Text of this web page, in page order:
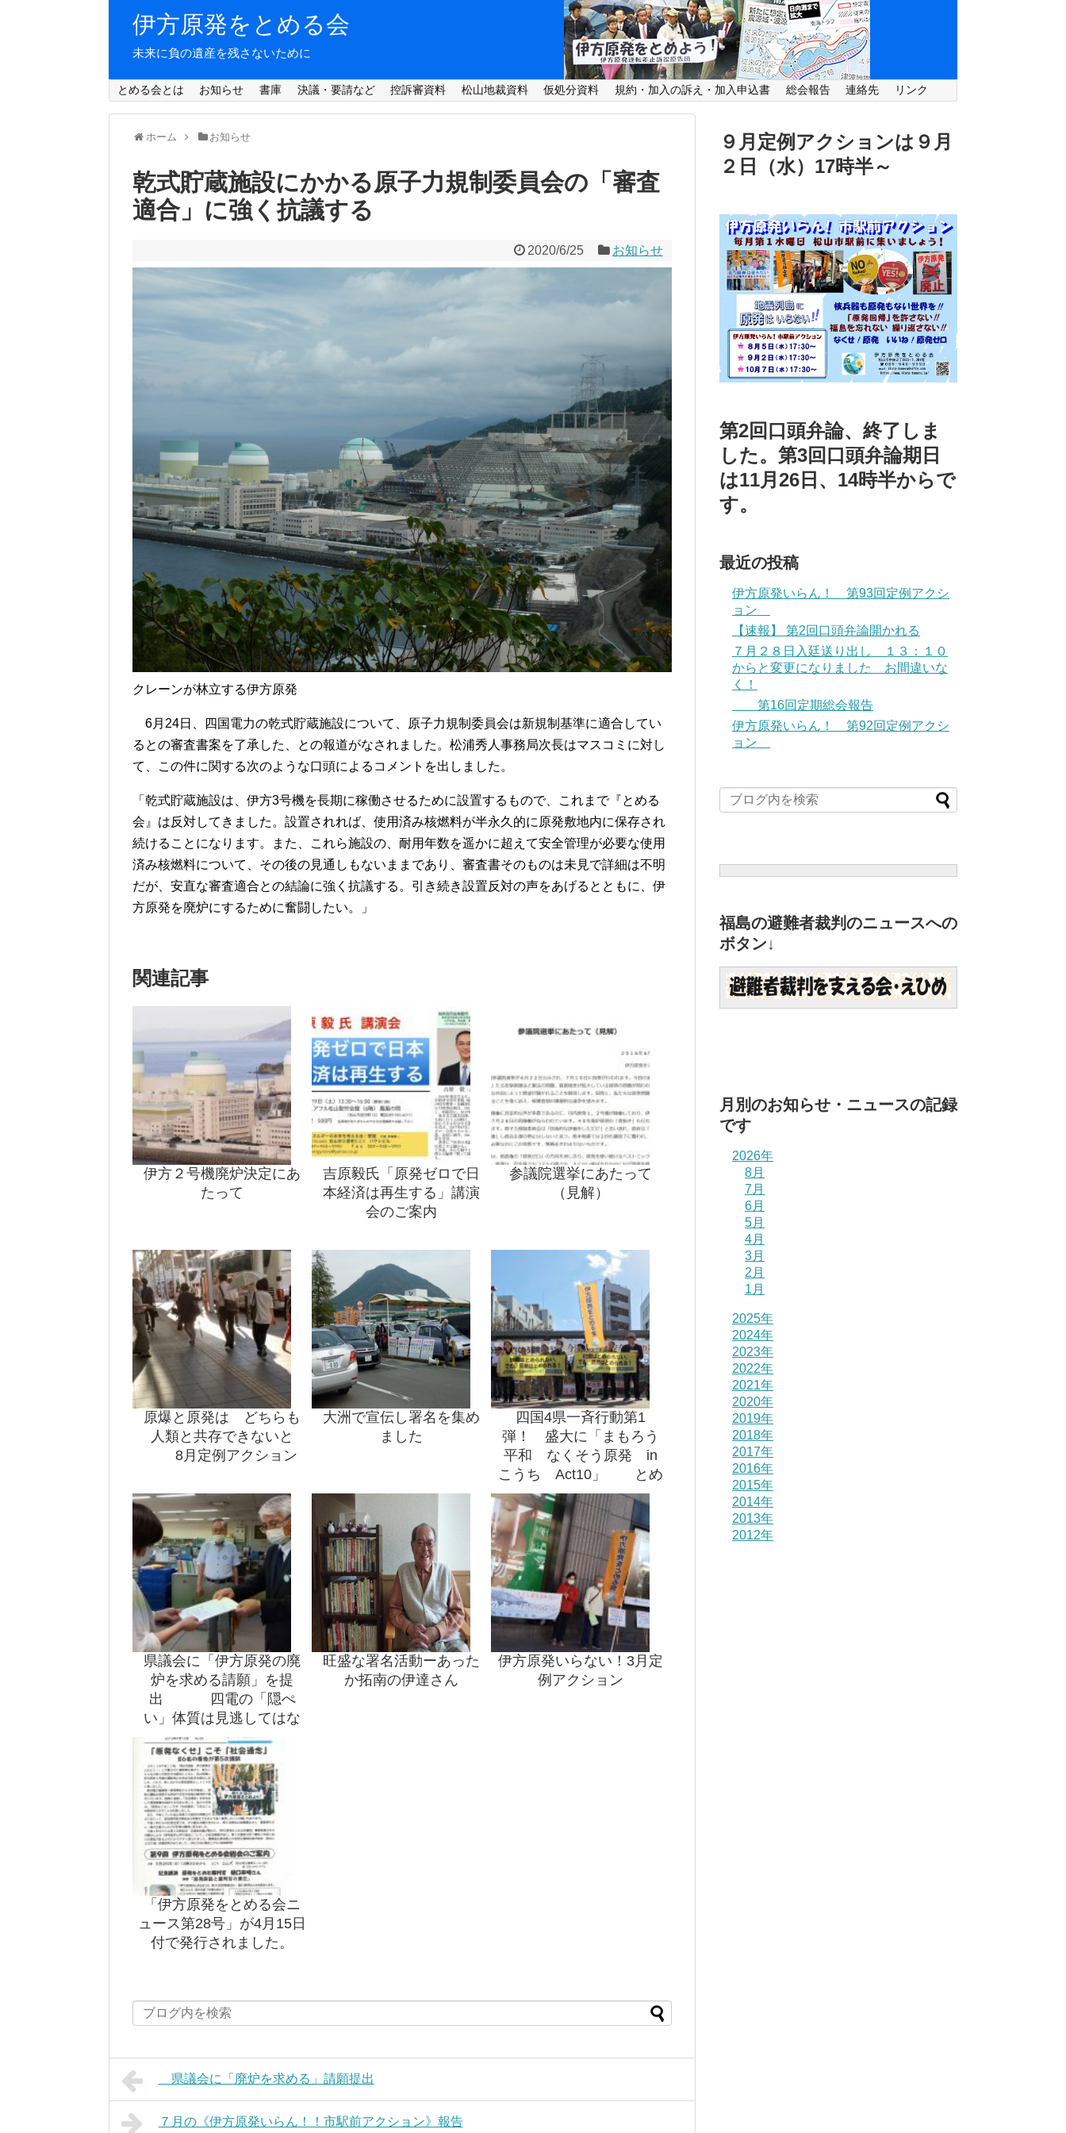
伊方原発をとめる会
未来に負の遺産を残さないために
とめる会とは お知らせ 書庫 決議・要請など 控訴審資料 松山地裁資料 仮処分資料 規約・加入の訴え・加入申込書 総会報告 連絡先 リンク
ホーム お知らせ
乾式貯蔵施設にかかる原子力規制委員会の「審査
適合」に強く抗議する
2020/6/25 お知らせ
クレーンが林立する伊方原発
6月24日、四国電力の乾式貯蔵施設について、原子力規制委員会は新規制基準に適合してい
るとの審査書案を了承した、との報道がなされました。松浦秀人事務局次長はマスコミに対し
て、この件に関する次のような口頭によるコメントを出しました。
「乾式貯蔵施設は、伊方3号機を長期に稼働させるために設置するもので、これまで『とめる
会』は反対してきました。設置されれば、使用済み核燃料が半永久的に原発敷地内に保存され
続けることになります。また、これら施設の、耐用年数を遥かに超えて安全管理が必要な使用
済み核燃料について、その後の見通しもないままであり、審査書そのものは未見で詳細は不明
だが、安直な審査適合との結論に強く抗議する。引き続き設置反対の声をあげるとともに、伊
方原発を廃炉にするために奮闘したい。」
関連記事
伊方２号機廃炉決定にあ
たって
吉原毅氏「原発ゼロで日
本経済は再生する」講演
会のご案内
参議院選挙にあたって
（見解）
原爆と原発は どちらも
人類と共存できないと
8月定例アクション
大洲で宣伝し署名を集め
ました
四国4県一斉行動第1
弾！ 盛大に「まもろう
平和 なくそう原発 in
こうち Act10」 とめ
る会事務局も参加！
県議会に「伊方原発の廃
炉を求める請願」を提
出 四電の「隠ぺ
い」体質は見逃してはな
らず、避難が困難な伊方
原発は廃炉しかない
旺盛な署名活動ーあった
か拓南の伊達さん
伊方原発いらない！3月定
例アクション
「伊方原発をとめる会ニ
ュース第28号」が4月15日
付で発行されました。
県議会に「廃炉を求める」請願提出
７月の《伊方原発いらん！！市駅前アクション》報告
９月定例アクションは９月
２日（水） 17時半～
第2回口頭弁論、終了しま
した。第3回口頭弁論期日
は11月26日、14時半からで
す。
最近の投稿
伊方原発いらん！ 第93回定例アクシ
ョン
【速報】 第2回口頭弁論開かれる
７月２８日入廷送り出し １３：１０
からと変更になりました お間違いな
く！
第16回定期総会報告
伊方原発いらん！ 第92回定例アクシ
ョン
福島の避難者裁判のニュースへの
ボタン↓
月別のお知らせ・ニュースの記録
です
2026年
8月
7月
6月
5月
4月
3月
2月
1月
2025年
2024年
2023年
2022年
2021年
2020年
2019年
2018年
2017年
2016年
2015年
2014年
2013年
2012年